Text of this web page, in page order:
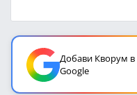
Добави Кворум в
Google